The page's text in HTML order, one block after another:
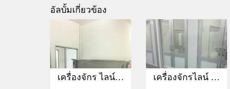
อัลบั้มเกี่ยวข้อง
เครื่องจักร ไลน์ การผลิต เครื่องดื่ม เครื่องจักรไลน์ การผลิต ชาเช่